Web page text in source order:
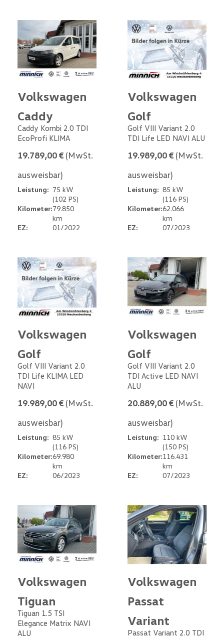
Volkswagen
Caddy
Caddy Kombi 2.0 TDI
EcoProfi KLIMA
19.789,00 € (MwSt.
ausweisbar)
Leistung: 75 kW
(102 PS)
Kilometer:79.850
km
EZ:
01/2022
Volkswagen
Golf
Golf VIII Variant 2.0
TDI Life LED NAVI ALU
19.989,00 € (MwSt.
ausweisbar)
Leistung: 85 kW
(116 PS)
Kilometer:62.066
km
EZ:
07/2023
Volkswagen
Golf
Golf VIII Variant 2.0
TDI Life KLIMA LED
NAVI
19.989,00 € (MwSt.
ausweisbar)
Leistung: 85 kW
(116 PS)
Kilometer:69.980
km
EZ:
06/2023
Volkswagen
Golf
Golf VIII Variant 2.0
TDI Active LED NAVI
ALU
20.889,00 € (MwSt.
ausweisbar)
Leistung: 110 kW
(150 PS)
Kilometer:116.431
km
EZ:
07/2023
Volkswagen
Tiguan
Tiguan 1.5 TSI
Elegance Matrix NAVI
ALU
Volkswagen
Passat
Variant
Passat Variant 2.0 TDI